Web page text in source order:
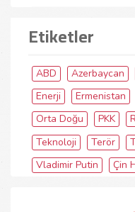
Etiketler
ABD Azerbaycan
Enerji
Ermenistan
Orta Doğu
PKK
Teknoloji
Terör
Vladimir Putin
Çin